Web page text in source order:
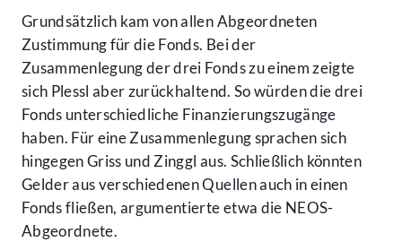
Grundsätzlich kam von allen Abgeordneten
Zustimmung für die Fonds. Bei der
Zusammenlegung der drei Fonds zu einem zeigte
sich Plessl aber zurückhaltend. So würden die drei
Fonds unterschiedliche Finanzierungszugänge
haben. Für eine Zusammenlegung sprachen sich
hingegen Griss und Zinggl aus. Schließlich könnten
Gelder aus verschiedenen Quellen auch in einen
Fonds fließen, argumentierte etwa die NEOS-
Abgeordnete.